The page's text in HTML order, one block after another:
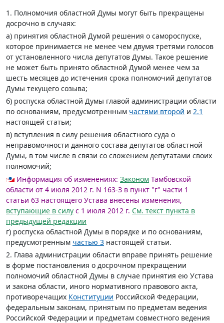
1. Полномочия областной Думы могут быть прекращены
досрочно в случаях:
а) принятия областной Думой решения о самороспуске,
которое принимается не менее чем двумя третями голосов
от установленного числа депутатов Думы. Такое решение
не может быть принято областной Думой менее чем за
шесть месяцев до истечения срока полномочий депутатов
Думы текущего созыва;
б) роспуска областной Думы главой администрации области
по основаниям, предусмотренным частями второй и 2.1
настоящей статьи;
в) вступления в силу решения областного суда о
неправомочности данного состава депутатов областной
Думы, в том числе в связи со сложением депутатами своих
полномочий;
Информация об изменениях: Законом Тамбовской
области от 4 июля 2012 г. N 163-З в пункт "г" части 1
статьи 63 настоящего Устава внесены изменения,
вступающие в силу с 1 июля 2012 г. См. текст пункта в
предыдущей редакции
г) роспуска областной Думы в порядке и по основаниям,
предусмотренным частью 3 настоящей статьи.
2. Глава администрации области вправе принять решение
в форме постановления о досрочном прекращении
полномочий областной Думы в случае принятия ею Устава
и закона области, иного нормативного правового акта,
противоречащих Конституции Российской Федерации,
федеральным законам, принятым по предметам ведения
Российской Федерации и предметам совместного ведения